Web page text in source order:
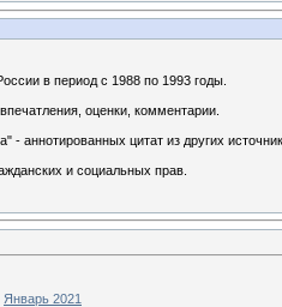
в период с 1988 по 1993 годы.
оценки, комментарии.
- аннотированных цитат из других
и социальных прав.
Январь 2021